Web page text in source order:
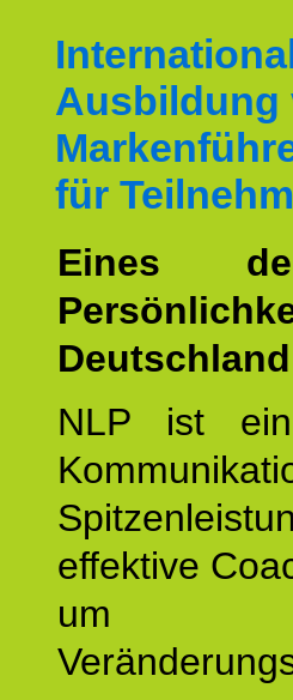
Ausbildung
für
Eines
NLP ist ein
effektive
um